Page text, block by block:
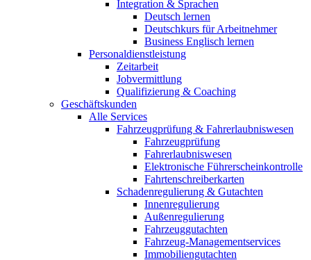
Integration & Sprachen
Deutsch lernen
Deutschkurs für Arbeitnehmer
Business Englisch lernen
Personaldienstleistung
Zeitarbeit
Jobvermittlung
Qualifizierung & Coaching
Geschäftskunden
Alle Services
Fahrzeugprüfung & Fahrerlaubniswesen
Fahrzeugprüfung
Fahrerlaubniswesen
Elektronische Führerscheinkontrolle
Fahrtenschreiberkarten
Schadenregulierung & Gutachten
Innenregulierung
Außenregulierung
Fahrzeuggutachten
Fahrzeug-Managementservices
Immobiliengutachten